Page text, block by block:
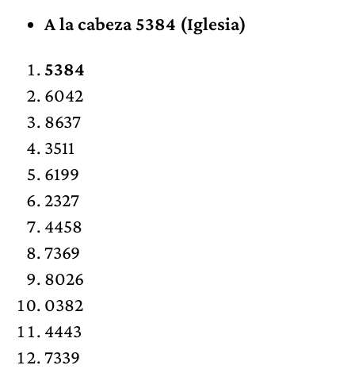
A la cabeza 5384 (Iglesia)
5384
6042
8637
3511
6199
2327
4458
7369
8026
0382
4443
7339